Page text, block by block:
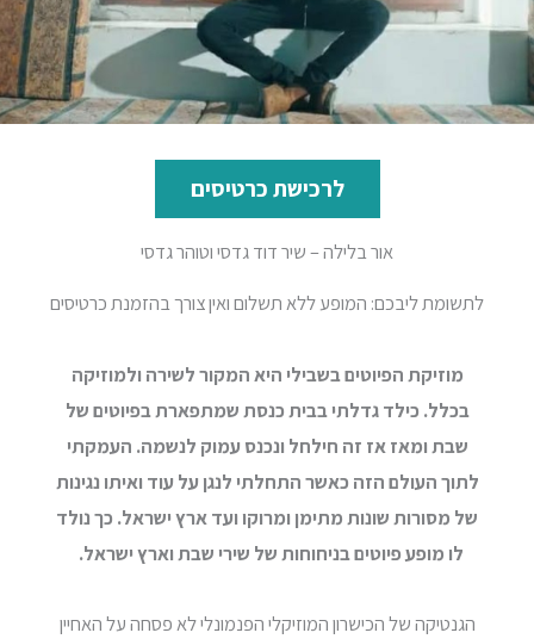
לרכישת כרטיסים
אור בלילה – שיר דוד גדסי וטוהר גדסי
לתשומת ליבכם: המופע ללא תשלום ואין צורך בהזמנת כרטיסים
מוזיקת הפיוטים בשבילי היא המקור לשירה ולמוזיקה
בכלל. כילד גדלתי בבית כנסתשמתפארת בפיוטים של
שבת ומאז אז זה חילחל ונכנס עמוק לנשמה. העמקתי
לתוך העולם הזה כאשר התחלתי לנגן על עוד ואיתו נגינות
של מסורות שונות מתימן ומרוקו ועד ארץ ישראל. כך נולד
לו מופע פיוטים בניחוחות של שירי שבת וארץ ישראל.
הגנטיקה של הכישרון המוזיקלי הפנמונלי לא פסחה על האחיין